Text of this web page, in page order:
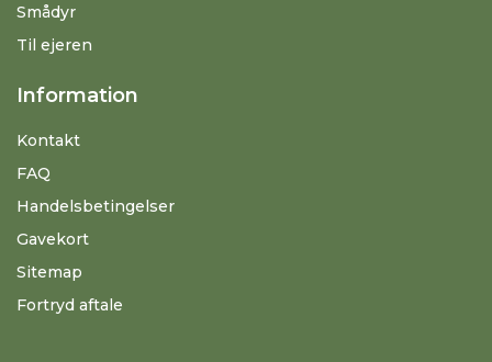
Smådyr
Til ejeren
Information
Kontakt
FAQ
Handelsbetingelser
Gavekort
Sitemap
Fortryd aftale